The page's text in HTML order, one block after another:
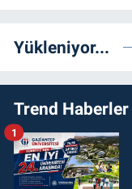
Yükleniyor...
Trend Haberler
1